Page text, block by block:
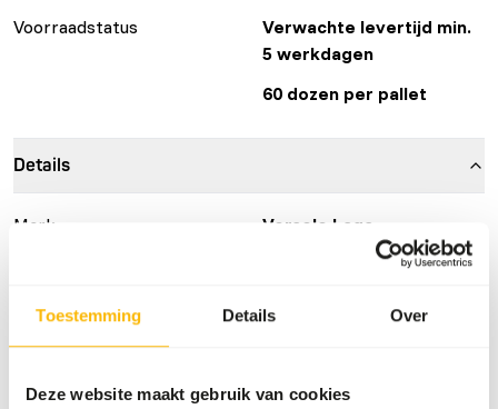
Toestemming Details Over
Deze website maakt gebruik van cookies
Voorraadstatus
Verwachte levertijd min.
5 werkdagen
60 dozen per pallet
Details
Merk
Versele Laga
Provide freely.